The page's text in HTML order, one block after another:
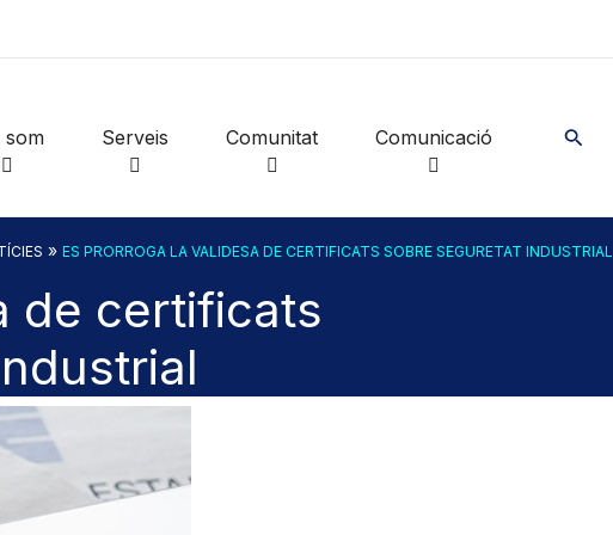
som Serveis Comunitat Comunicació Cerca
» ES PRORROGA LA VALIDESA DE CERTIFICATS SOBRE SEGURETAT INDUSTRIAL
de certificats